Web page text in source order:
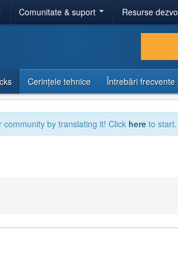
Comunitate & suport Resurse
Cerințele tehnice Întrebări frecvente
by translating it! Click here to start.